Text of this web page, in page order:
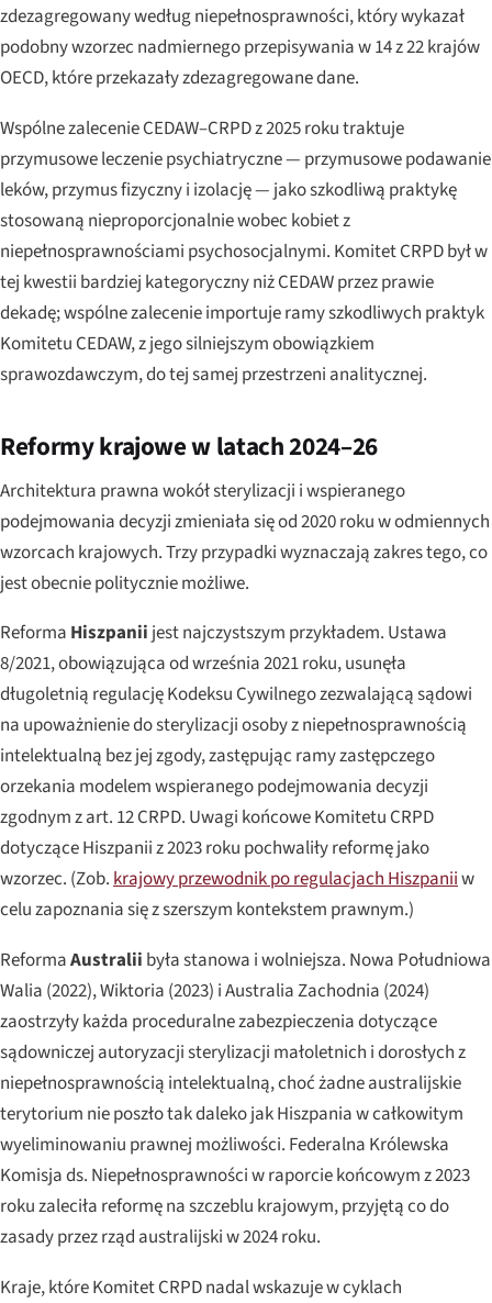
zdezagregowany według niepełnosprawności, który wykazał
podobny wzorzec nadmiernego przepisywania w 14 z 22 krajów
OECD, które przekazały zdezagregowane dane.
Wspólne zalecenie CEDAW–CRPD z 2025 roku traktuje
przymusowe leczenie psychiatryczne — przymusowe podawanie
leków, przymus fizyczny i izolację — jako szkodliwą praktykę
stosowaną nieproporcjonalnie wobec kobiet z
niepełnosprawnościami psychosocjalnymi. Komitet CRPD był w
tej kwestii bardziej kategoryczny niż CEDAW przez prawie
dekadę; wspólne zalecenie importuje ramy szkodliwych praktyk
Komitetu CEDAW, z jego silniejszym obowiązkiem
sprawozdawczym, do tej samej przestrzeni analitycznej.
Reformy krajowe w latach 2024–26
Architektura prawna wokół sterylizacji i wspieranego
podejmowania decyzji zmieniała się od 2020 roku w odmiennych
wzorcach krajowych. Trzy przypadki wyznaczają zakres tego, co
jest obecnie politycznie możliwe.
Reforma Hiszpanii jest najczystszym przykładem. Ustawa
8/2021, obowiązująca od września 2021 roku, usunęła
długoletnią regulację Kodeksu Cywilnego zezwalającą sądowi
na upoważnienie do sterylizacji osoby z niepełnosprawnością
intelektualną bez jej zgody, zastępując ramy zastępczego
orzekania modelem wspieranego podejmowania decyzji
zgodnym z art. 12 CRPD. Uwagi końcowe Komitetu CRPD
dotyczące Hiszpanii z 2023 roku pochwaliły reformę jako
wzorzec. (Zob.krajowy przewodnik po regulacjach Hiszpaniiw
celu zapoznania się z szerszym kontekstem prawnym.)
ReformaAustralii była stanowa i wolniejsza. Nowa Południowa
Walia (2022), Wiktoria (2023) i Australia Zachodnia (2024)
zaostrzyły każda proceduralne zabezpieczenia dotyczące
sądowniczej autoryzacji sterylizacji małoletnich i dorosłych z
niepełnosprawnością intelektualną, choć żadne australijskie
terytorium nie poszło tak daleko jak Hiszpania w całkowitym
wyeliminowaniu prawnej możliwości. Federalna Królewska
Komisja ds. Niepełnosprawności w raporcie końcowym z 2023
roku zaleciła reformę na szczeblu krajowym, przyjętą co do
zasady przez rząd australijski w 2024 roku.
Kraje, które Komitet CRPD nadal wskazuje w cyklach